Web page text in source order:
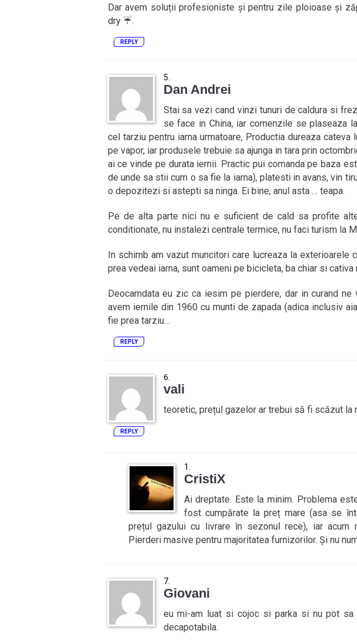
Dar avem soluții profesioniste și pentru zile ploioase și
dry ☔.
REPLY
Dan Andrei
Stai sa vezi cand vinzi tunuri de caldura si
se face in China, iar comenzile se plaseaza
cel tarziu pentru iarna urmatoare, Productia dureaza cateva
pe vapor, iar produsele trebuie sa ajunga in tara prin
ai ce vinde pe durata iernii. Practic pui comanda pe baza
de unde sa stii cum o sa fie la iarna), platesti in avans, vin
o depozitezi si astepti sa ninga. Ei bine, anul asta … teapa.
Pe de alta parte nici nu e suficient de cald sa profite
conditionate, nu instalezi centrale termice, nu faci turism la
In schimb am vazut muncitori care lucreaza la exterioarele
prea vedeai iarna, sunt oameni pe bicicleta, ba chiar si
Deocamdata eu zic ca iesim pe pierdere, dar in curand
avem iernile din 1960 cu munti de zapada (adica inclusiv
fie prea tarziu…
REPLY
vali
teoretic, prețul gazelor ar trebui să fi scăzut la
REPLY
CristiX
Ai dreptate. Este la minim. Problema
fost cumpărate la preț mare (asa se
prețul gazului cu livrare în sezonul rece), iar acum
Pierderi masive pentru majoritatea furnizorilor. Și nu
Giovani
eu mi-am luat si cojoc si parka si nu pot
decapotabila.